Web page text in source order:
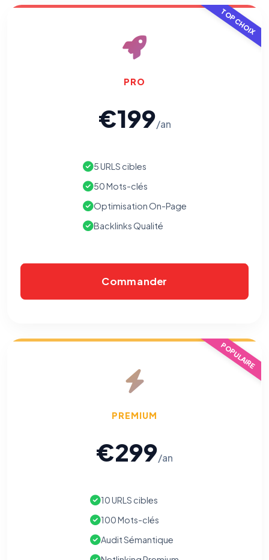
TOP CHOIX
PRO
€199/an
5 URLS cibles
50 Mots-clés
Optimisation On-Page
Backlinks Qualité
Commander
POPULAIRE
PREMIUM
€299/an
10 URLS cibles
100 Mots-clés
Audit Sémantique